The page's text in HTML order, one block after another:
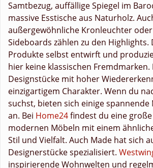
Samtbezug, auffällige Spiegel im
massive Esstische aus Naturholz.
außergewöhnliche Kronleuchter
Sideboards zählen zu den Highlights.
Produkte selbst entwirft und
hier keine klassischen
Designstücke mit hoher
einzigartigem Charakter. Wenn du
suchst, bieten sich einige
an. Bei Home24findest du eine
modernen Möbeln mit einem
Stil und Vielfalt. Auch Made hat sich
Designerstücke spezialisiert.
inspirierende Wohnwelten und